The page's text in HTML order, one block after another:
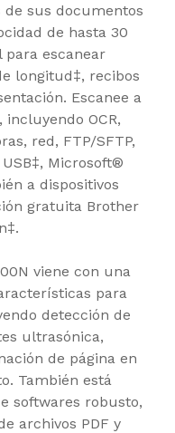
sus documentos
de hasta 30
para escanear
longitud‡, recibos
Escanee a
OCR,
red, FTP/SFTP,
Microsoft®
a dispositivos
gratuita Brother
viene con una
para
detección de
ultrasónica,
de página en
También está
softwares robusto,
archivos PDF y